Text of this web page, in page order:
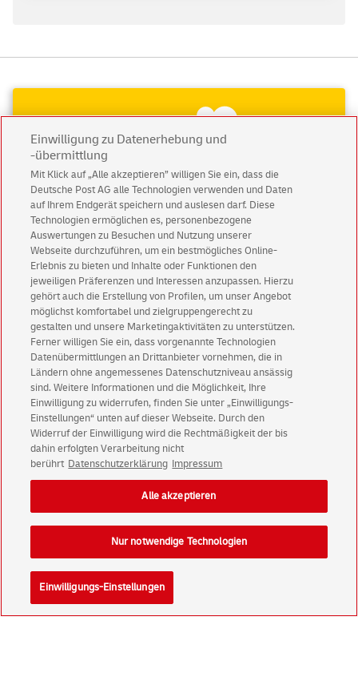
Abonnieren Sie unseren Newsletter
Immer informiert über exklusive Angebote und
Aktionen - jetzt mit Vorteil
Privatkundensichern sich einen5 € Gutschein
für POSTSCAN!
Geschäftskundenerhalten einen 5 € Gutschein
für Briefmarke individuell!
Zur Newsletter-Anmeldung
© Sun Aug 09 10:26:51 CEST 2026 Deutsche Post AG
Impressum
Datenschutz
Einwilligungs-Einstellungen
Rechtliche Hinweise
Einwilligung zu Datenerhebung und
-übermittlung
Mit Klick auf „Alle akzeptieren” willigen Sie ein, dass die
Deutsche Post AG alle Technologien verwenden und Daten
auf Ihrem Endgerät speichern und auslesen darf. Diese
Technologien ermöglichen es, personenbezogene
Auswertungen zu Besuchen und Nutzung unserer
Webseite durchzuführen, um ein bestmögliches Online-
Erlebnis zu bieten und Inhalte oder Funktionen den
jeweiligen Präferenzen und Interessen anzupassen. Hierzu
gehört auch die Erstellung von Profilen, um unser Angebot
möglichst komfortabel und zielgruppengerecht zu
gestalten und unsere Marketingaktivitäten zu unterstützen.
Ferner willigen Sie ein, dass vorgenannte Technologien
Datenübermittlungen an Drittanbieter vornehmen, die in
Ländern ohne angemessenes Datenschutzniveau ansässig
sind. Weitere Informationen und die Möglichkeit, Ihre
Einwilligung zu widerrufen, finden Sie unter „Einwilligungs-
Einstellungen“ unten auf dieser Webseite. Durch den
Widerruf der Einwilligung wird die Rechtmäßigkeit der bis
dahin erfolgten Verarbeitung nicht
berührt Datenschutzerklärung Impressum
Einwilligungs-Einstellungen
Nur notwendige Technologien
Alle akzeptieren